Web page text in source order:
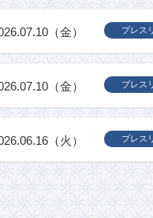
プレス
（金）
プレス
（金）
プレス
（火）